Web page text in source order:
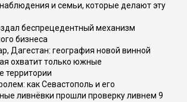
и семьи, которые делают эту
беспрецедентный механизм
бизнеса
Дагестан: география новой винной
охватит только южные
территории
как Севастополь и его
ливнёвки прошли проверку ливнем 9